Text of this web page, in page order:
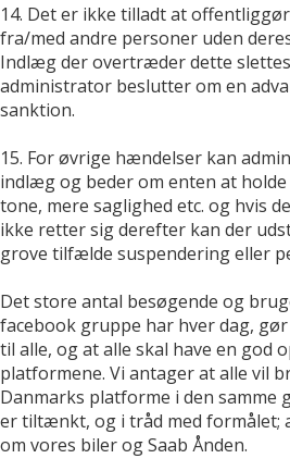
14. Det er ikke tilladt at
fra/med andre personer uden
Indlæg der overtræder dette
administrator beslutter om en
sanktion.
15. For øvrige hændelser kan
indlæg og beder om enten at
tone, mere saglighed etc. og hvis
ikke retter sig derefter kan der
grove tilfælde suspendering eller
Det store antal besøgende og
facebook gruppe har hver dag,
til alle, og at alle skal have en god
platformene. Vi antager at alle vil
Danmarks platforme i den samme
er tiltænkt, og i tråd med formålet;
om vores biler og Saab Ånden.